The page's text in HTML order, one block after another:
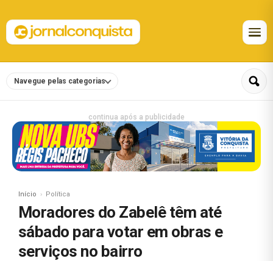
Navegue pelas categorias
continua após a publicidade
Início Política
Moradores do Zabelê têm até
sábado para votar em obras e
serviços no bairro